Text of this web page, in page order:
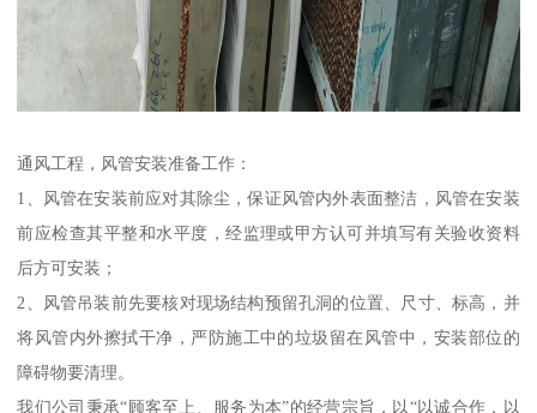
通风工程，风管安装准备工作：
1、风管在安装前应对其除尘，保证风管内外表面整洁，风管在安装
前应检查其平整和水平度，经监理或甲方认可并填写有关验收资料
后方可安装；
2、风管吊装前先要核对现场结构预留孔洞的位置、尺寸、标高，并
将风管内外擦拭干净，严防施工中的垃圾留在风管中，安装部位的
障碍物要清理。
我们公司秉承“顾客至上、服务为本”的经营宗旨，以“以诚合作，以